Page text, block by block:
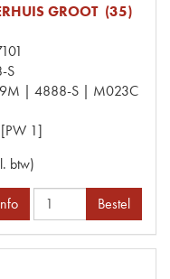
GROOT (35)
S
| 4888-S | M023C
1]
btw)
Bestel